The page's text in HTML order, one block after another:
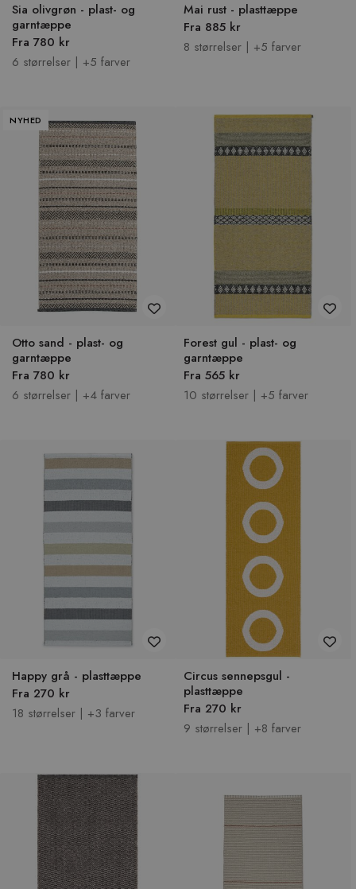
Sia olivgrøn - plast- og
garntæppe
Fra 780 kr
6 størrelser | +5 farver
Mai rust - plasttæppe
Fra 885 kr
8 størrelser | +5 farver
NYHED
Otto sand - plast- og
garntæppe
Fra 780 kr
6 størrelser | +4 farver
Forest gul - plast- og
garntæppe
Fra 565 kr
10 størrelser | +5 farver
Happy grå - plasttæppe
Fra 270 kr
18 størrelser | +3 farver
Circus sennepsgul -
plasttæppe
Fra 270 kr
9 størrelser | +8 farver